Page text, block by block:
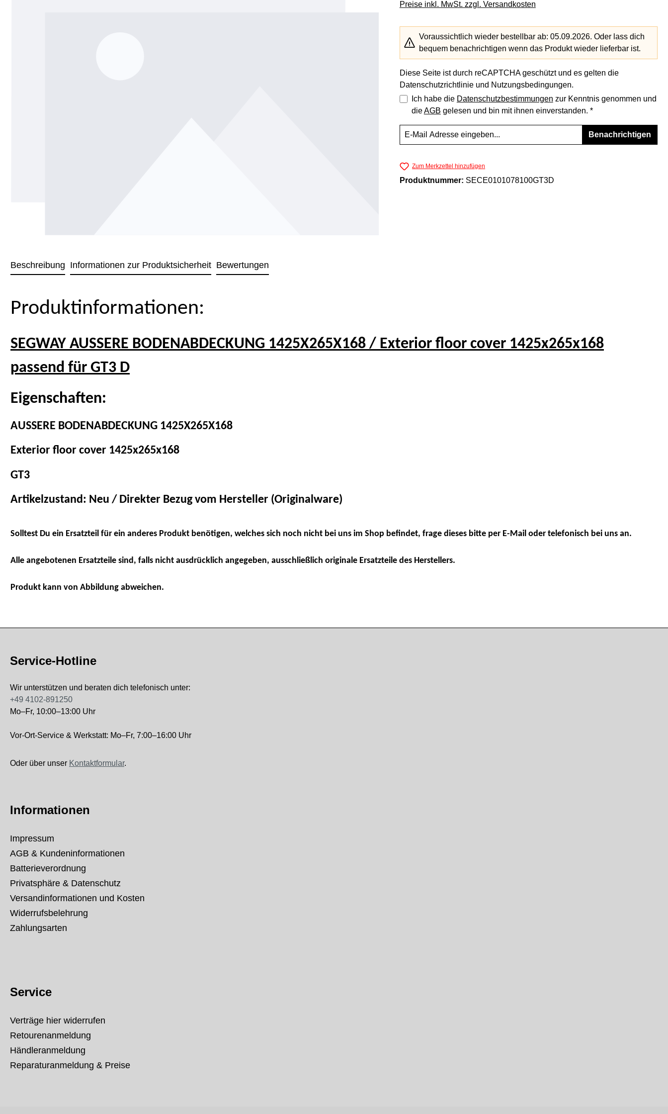
Preise inkl. MwSt. zzgl. Versandkosten
Voraussichtlich wieder bestellbar ab: 05.09.2026. Oder lass dich
bequem benachrichtigen wenn das Produkt wieder lieferbar ist.
Diese Seite ist durch reCAPTCHA geschützt und es gelten die
Datenschutzrichtlinieund Nutzungsbedingungen.
Ich habe die Datenschutzbestimmungen zur Kenntnis genommen und
dieAGB gelesen und bin mit ihnen einverstanden. *
Benachrichtigen
Zum Merkzettel hinzufügen
Produktnummer: SECE0101078100GT3D
Beschreibung Informationen zur Produktsicherheit Bewertungen
Produktinformationen:
SEGWAY AUSSERE BODENABDECKUNG 1425X265X168 / Exterior floor cover 1425x265x168
passend für GT3 D
Eigenschaften:
AUSSERE BODENABDECKUNG 1425X265X168
Exterior floor cover 1425x265x168
GT3
Artikelzustand: Neu / Direkter Bezug vom Hersteller (Originalware)
Solltest Du ein Ersatzteil für ein anderes Produkt benötigen, welches sich noch nicht bei uns im Shop befindet, frage dieses bitte per E-Mail oder telefonisch bei uns an.
Alle angebotenen Ersatzteile sind, falls nicht ausdrücklich angegeben, ausschließlich originale Ersatzteile des Herstellers.
Produkt kann von Abbildung abweichen.
Service-Hotline
Wir unterstützen und beraten dich telefonisch unter:
+49 4102-891250
Mo–Fr, 10:00–13:00 Uhr
Vor-Ort-Service & Werkstatt: Mo–Fr, 7:00–16:00 Uhr
Oder über unser Kontaktformular.
Informationen
Impressum
AGB & Kundeninformationen
Batterieverordnung
Privatsphäre & Datenschutz
Versandinformationen und Kosten
Widerrufsbelehrung
Zahlungsarten
Service
Verträge hier widerrufen
Retourenanmeldung
Händleranmeldung
Reparaturanmeldung & Preise